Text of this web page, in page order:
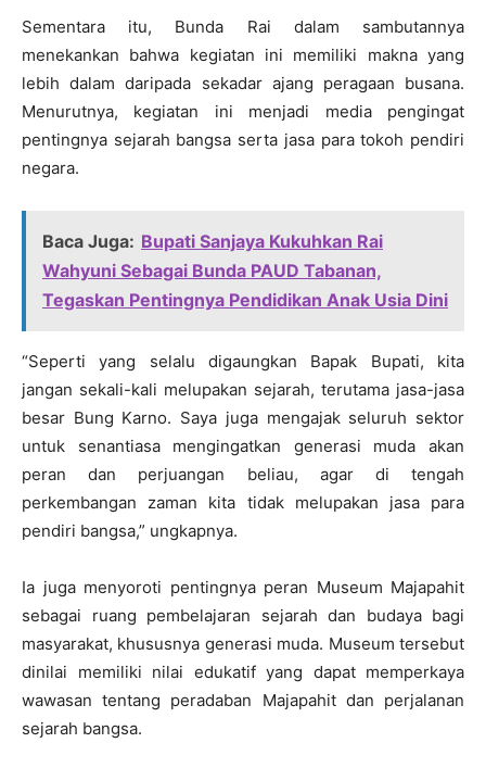
Sementara itu, Bunda Rai dalam sambutannya
menekankan bahwa kegiatan ini memiliki makna yang
lebih dalam daripada sekadar ajang peragaan busana.
Menurutnya, kegiatan ini menjadi media pengingat
pentingnya sejarah bangsa serta jasa para tokoh pendiri
negara.
Baca Juga: Bupati Sanjaya Kukuhkan Rai
Wahyuni Sebagai Bunda PAUD Tabanan,
Tegaskan Pentingnya Pendidikan Anak Usia Dini
“Seperti yang selalu digaungkan Bapak Bupati, kita
jangan sekali-kali melupakan sejarah, terutama jasa-jasa
besar Bung Karno. Saya juga mengajak seluruh sektor
untuk senantiasa mengingatkan generasi muda akan
peran dan perjuangan beliau, agar di tengah
perkembangan zaman kita tidak melupakan jasa para
pendiri bangsa,” ungkapnya.
Ia juga menyoroti pentingnya peran Museum Majapahit
sebagai ruang pembelajaran sejarah dan budaya bagi
masyarakat, khususnya generasi muda. Museum tersebut
dinilai memiliki nilai edukatif yang dapat memperkaya
wawasan tentang peradaban Majapahit dan perjalanan
sejarah bangsa.